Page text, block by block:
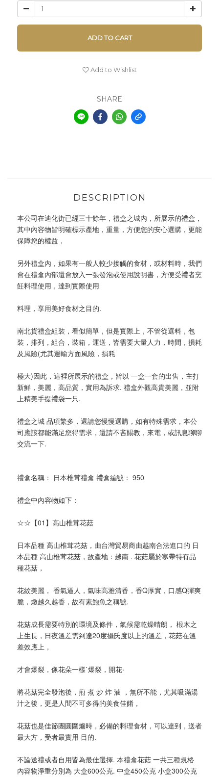
ADD TO CART
Add to Wishlist
SHARE
DESCRIPTION
本公司在迪化街已經三十餘年，禮盒之城內，所展示的禮盒，
其中內容物皆明確標示產地，重量，方便您的安心選購，更能
保障您的權益，
另外禮盒內，如果有一般人較少接觸的食材，或材料時，我們
會在禮盒內部還會放入一張發泡或使用說明書，方便受禮者烹
飪料理使用，達到實際使用
料理，享用美好食材之目的.
南北貨禮盒組裝，看似簡單，但是實際上，不管從選料，包
裝，排列，組合，裝箱，運送，皆需要大量人力，時間，損耗
及風險(尤其運輸方面風險，損耗
極大)因此，這裡所展示的禮盒，皆以 一盒一套的出售，主打
新鮮，美麗，高品質，實用為訴求. 禮盒外觀高貴美麗，並附
上精美手提禮袋一只.
禮盒之城 品項繁多，還請您慢慢選購，如有特殊需求，本公
司應該都能滿足您得需求，還請不吝賜教，來電，或訊息聊聊
交流一下.
禮盒名稱： 日本椎茸禮盒 禮盒編號： 950
禮盒中內容物如下：
☆☆【01】高山椎茸花菇
日本品種 高山椎茸花菇，由台灣貿易商由越南合法進口的 日
本品種 高山椎茸花菇，故產地：越南 . 花菇屬於寒帶特有品
種花菇，
花紋美麗， 香氣逼人，氣味高雅清香，香Q厚實，口感Q彈爽
脆，燉越久越香，故有素鮑魚之稱號.
花菇成長需要特別的環境及條件，氣候需乾燥晴朗， 椴木之
上生長，日夜溫差需到達20度攝氏度以上的溫差，花菇在溫
差效應上，
才會爆裂，像花朵一樣ˋ爆裂，開花‧
將花菇完全發泡後，煎 煮 炒 炸 滷 ，無所不能，尤其吸滿湯
汁之後，更是人間不可多得的美食佳餚，
花菇也是佳節團圓圍爐時，必備的料理食材，可以達到，送者
最大方，受者最實用 目的.
不論送禮或者自用皆為最佳選擇. 本禮盒花菇 一共三種規格
內容物淨重分別為 大盒600公克. 中盒450公克 小盒300公克